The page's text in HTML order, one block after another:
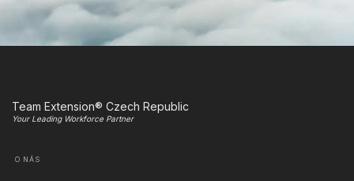
Team Extension® Czech Republic
Your Leading Workforce Partner
O NÁS